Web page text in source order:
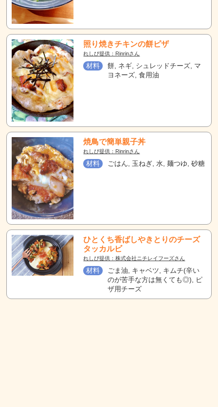
照り焼きチキンの餅ピザ
れしぴ提供：Rinrinさん
材料
餅, ネギ, シュレッドチーズ, マ
ヨネーズ, 食用油
焼鳥で簡単親子丼
れしぴ提供：Rinrinさん
材料 ごはん, 玉ねぎ, 水, 麺つゆ, 砂糖
ひとくち香ばしやきとりのチーズ
タッカルビ
れしぴ提供：株式会社ニチレイフーズさん
材料
ごま油, キャベツ, キムチ(辛い
のが苦手な方は無くても◎), ピ
ザ用チーズ